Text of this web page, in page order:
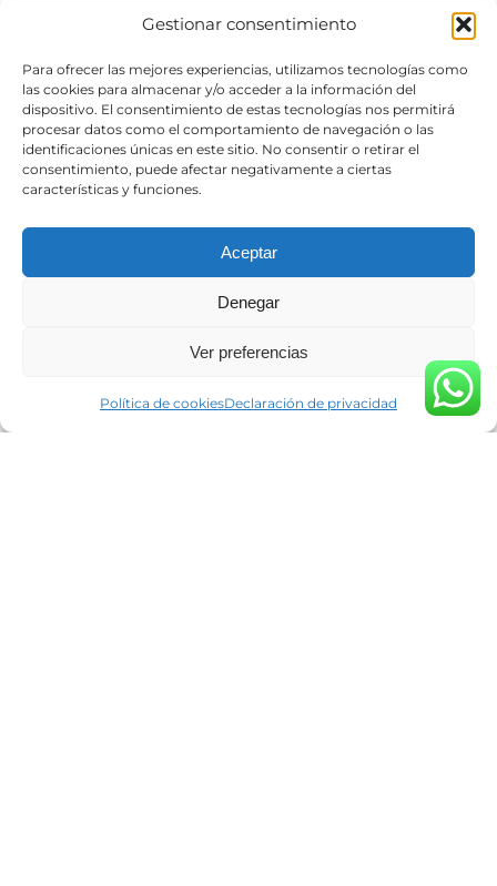
Gestionar consentimiento
Para ofrecer las mejores experiencias, utilizamos tecnologías como
las cookies para almacenar y/o acceder a la información del
dispositivo. El consentimiento de estas tecnologías nos permitirá
procesar datos como el comportamiento de navegación o las
identificaciones únicas en este sitio. No consentir o retirar el
consentimiento, puede afectar negativamente a ciertas
características y funciones.
Aceptar
Denegar
Ver preferencias
Política de cookiesDeclaración de privacidad
©2026 Roussé Fotografía. Todos los derechos
reservados